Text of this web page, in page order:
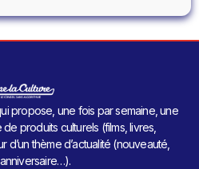
propose, une fois par semaine, une
produits culturels (films, livres,
thème d’actualité (nouveauté,